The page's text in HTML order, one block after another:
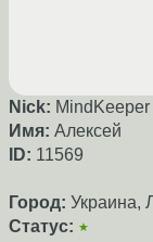
Nick: MindKeeper
Имя: Алексей
ID: 11569
Город: Украина,
Статус: ★